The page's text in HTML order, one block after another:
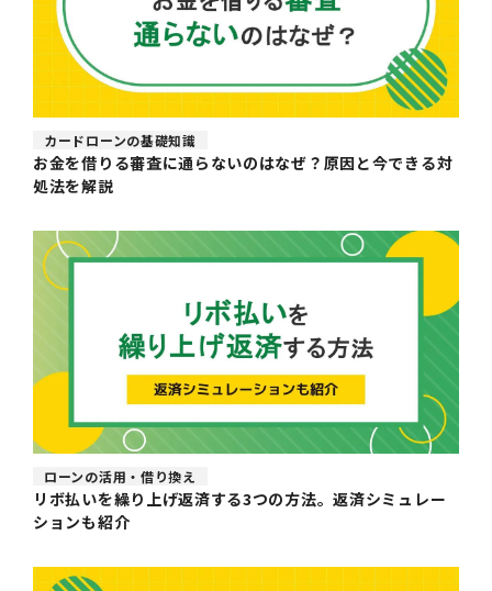
カードローンの基礎知識
お金を借りる審査に通らないのはなぜ？原因と今できる対
処法を解説
ローンの活用・借り換え
リボ払いを繰り上げ返済する3つの方法。返済シミュレー
ションも紹介